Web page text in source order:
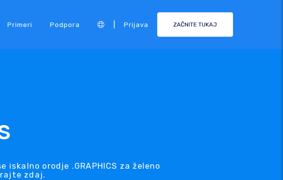
Primeri Podpora Prijava ZAČNITE TUKAJ
iskalno orodje .GRAPHICS za želeno
zdaj.